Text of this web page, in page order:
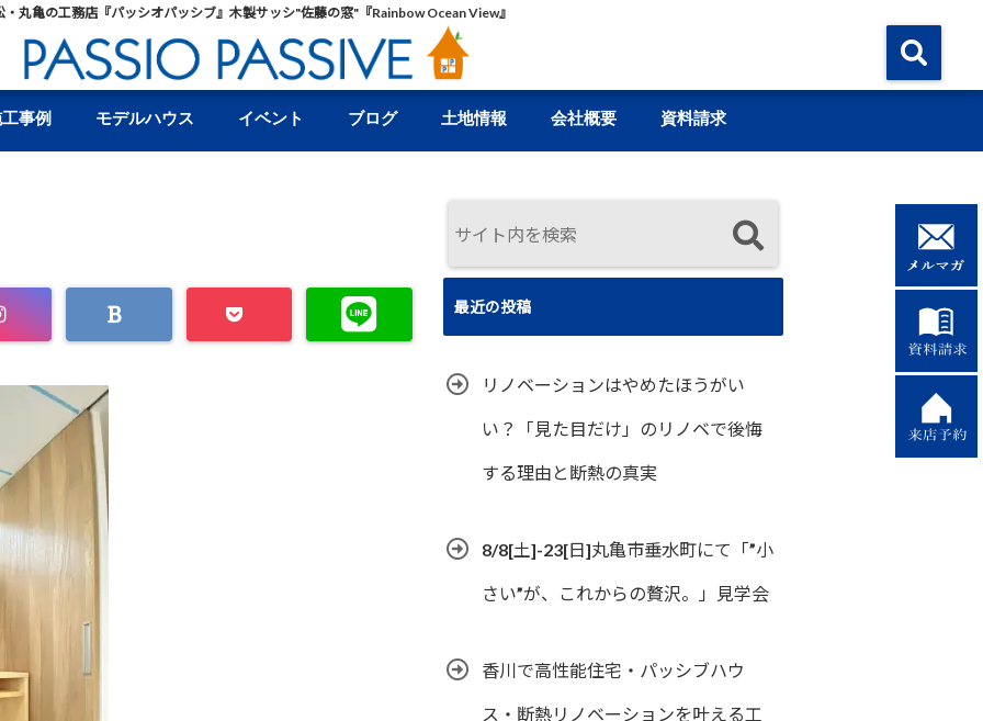
・丸亀の工務店『パッシオパッシブ』木製サッシ"佐藤の窓"『Rainbow Ocean View』
事例 モデルハウス イベント ブログ 土地情報 会社概要 資料請求
最近の投稿
リノベーションはやめたほうがい
い？「見た目だけ」のリノベで後悔
する理由と断熱の真実
8/8[土]-23[日]丸亀市垂水町にて「”小
さい”が、これからの贅沢。」見学会
香川で高性能住宅・パッシブハウ
ス・断熱リノベーションを叶える工